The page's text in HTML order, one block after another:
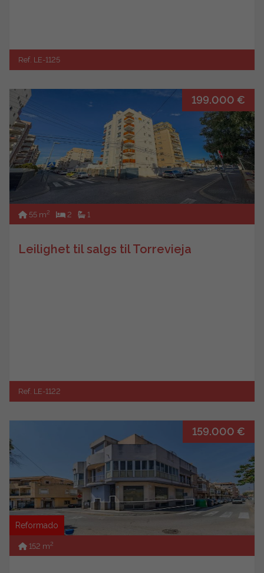
Ref. LE-1125
199.000 €
55 m2 2 1
Leilighet til salgs til Torrevieja
Ref. LE-1122
159.000 €
Reformado
152 m2